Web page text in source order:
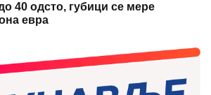
40 одсто, губици се мере
евра